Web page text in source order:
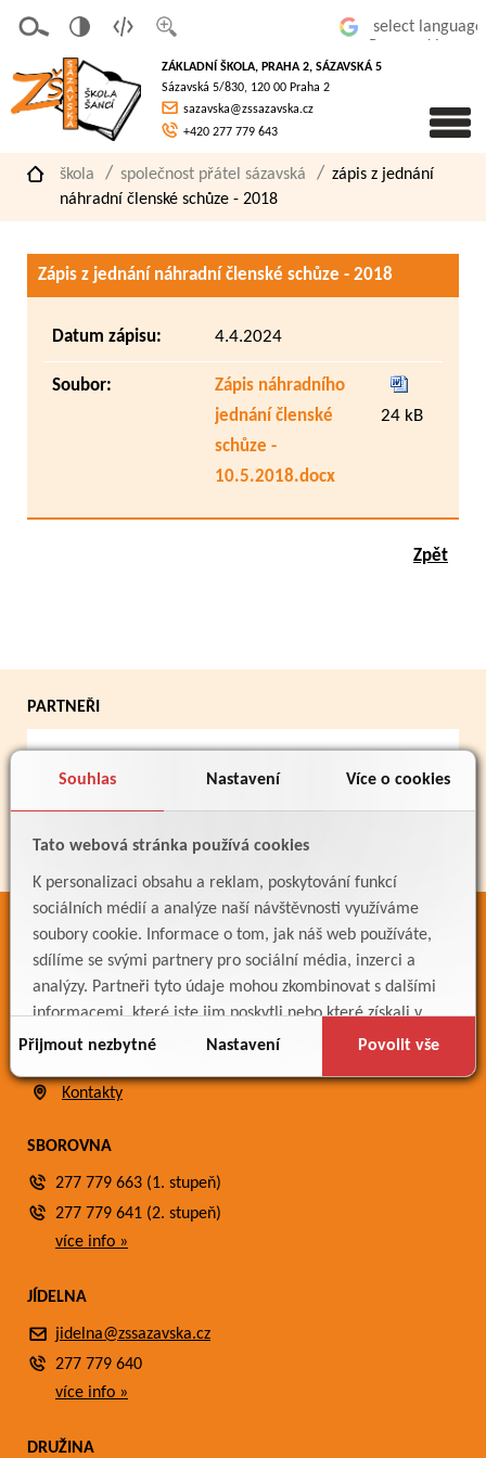
Souhlas Nastavení Více o cookies
Tato webová stránka používá cookies
K personalizaci obsahu a reklam, poskytování funkcí
sociálních médií a analýze naší návštěvnosti využíváme
soubory cookie. Informace o tom, jak náš web používáte,
sdílíme se svými partnery pro sociální média, inzerci a
analýzy. Partneři tyto údaje mohou zkombinovat s dalšími
informacemi, které jste jim poskytli nebo které získali v
důsledku toho, že používáte jejich služby.
Přijmout nezbytné Nastavení Povolit vše
písmo
á
verze
pro
slaboz
raké
ZÁKLADNÍ ŠKOLA, PRAHA 2, SÁZAVSKÁ 5
Sázavská 5/830, 120 00 Praha 2
sazavska@zssazavska.cz
+420 277 779 643
škola společnost přátel sázavská
zápis z jednání
náhradní členské schůze - 2018
Zápis z jednání náhradní členské schůze - 2018
Datum zápisu: 4.4.2024
Soubor:
Zápis náhradního
jednání členské
schůze -
10.5.2018.docx
24 kB
Zpět
PARTNEŘI
ODKAZY
Jídelníček
Kontakty
SBOROVNA
277 779 663 (1. stupeň)
277 779 641 (2. stupeň)
více info »
JÍDELNA
jidelna@zssazavska.cz
277 779 640
více info »
DRUŽINA